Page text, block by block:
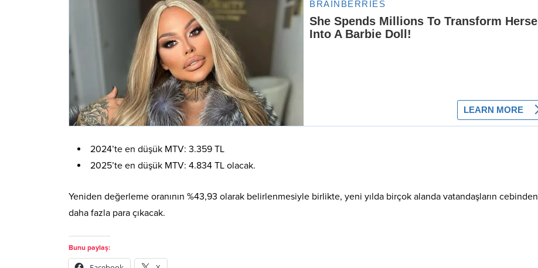
2024’te en düşük MTV: 3.359 TL
2025’te en düşük MTV: 4.834 TL olacak.
Yeniden değerleme oranının %43,93 olarak belirlenmesiyle birlikte, yeni yılda birçok alanda vatandaşların cebinden
daha fazla para çıkacak.
Bunu paylaş: